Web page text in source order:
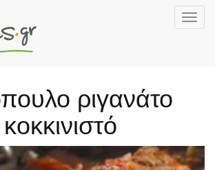
ριγανάτο
κοκκινιστό